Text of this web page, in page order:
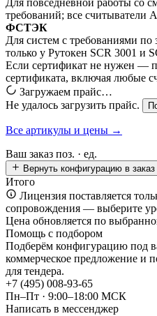
требований; все считыватели
ФСТЭК
Для систем с требованиями
только у Рутокен SCR 3001 и
Если сертификат не нужен —
сертификата, включая любые
Загружаем прайс…
Не удалось загрузить прайс.
Все артикулы и цены →
Ваш заказ поз. · ед.
Вернуть конфигурацию в заказ
Итого
Лицензия поставляется
сопровождения — выберите
Цена обновляется по
Помощь с подбором
Подберём конфигурацию под
коммерческое предложение и
для тендера.
+7 (495) 008-93-65
Пн–Пт · 9:00–18:00 МСК
Написать в мессенджер